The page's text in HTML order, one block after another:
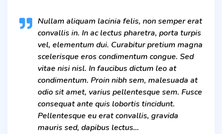
Nullam aliquam lacinia felis, non semper erat
convallis in. In ac lectus pharetra, porta turpis
vel, elementum dui. Curabitur pretium magna
scelerisque eros condimentum congue. Sed
vitae nisi nisl. In faucibus dictum leo at
condimentum. Proin nibh sem, malesuada at
odio sit amet, varius pellentesque sem. Fusce
consequat ante quis lobortis tincidunt.
Pellentesque eu erat convallis, gravida
mauris sed, dapibus lectus…